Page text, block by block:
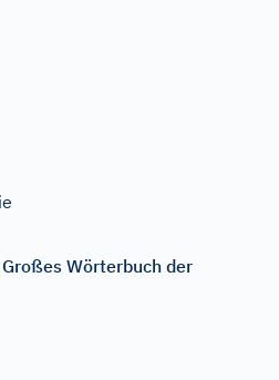
Wörterbuch der